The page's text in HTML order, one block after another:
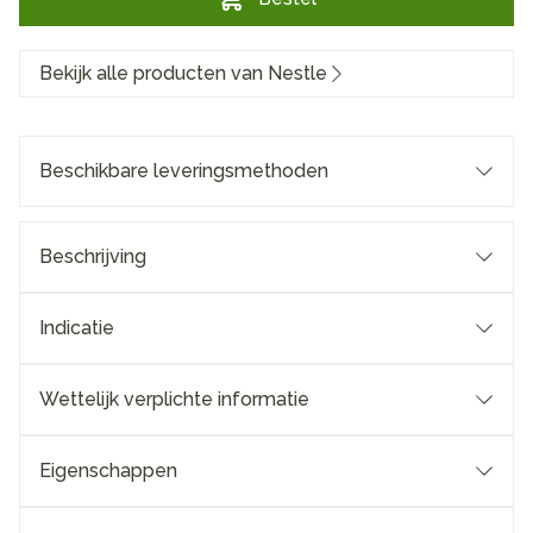
Bekijk alle producten van Nestle
Beschikbare leveringsmethoden
Beschrijving
Indicatie
Wettelijk verplichte informatie
Eigenschappen